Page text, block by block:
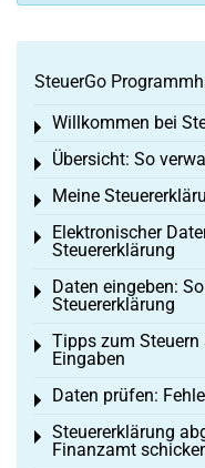
SteuerGo
Willkommen bei
Toggle menu
Übersicht: So
Toggle menu
Meine
Toggle menu
Elektronischer
Steuererklärung
Toggle menu
Daten eingeben:
Steuererklärung
Toggle menu
Tipps zum Steuern
Eingaben
Toggle menu
Daten prüfen:
Toggle menu
Steuererklärung
Finanzamt
Toggle menu